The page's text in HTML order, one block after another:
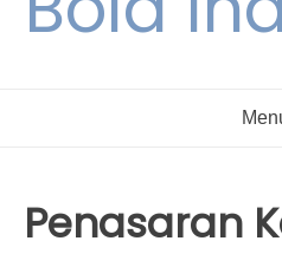
Penasaran